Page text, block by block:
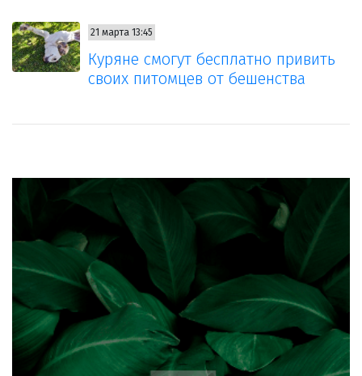
21 марта 13:45
Куряне смогут бесплатно привить
своих питомцев от бешенства